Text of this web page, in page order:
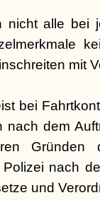
alle bei
mit
bei
dem
Gründen
nach
und